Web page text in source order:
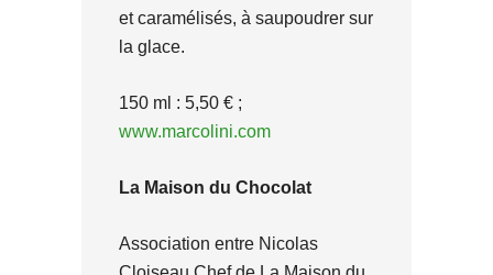
et caramélisés, à saupoudrer sur
la glace.
150 ml : 5,50 € ;
www.marcolini.com
La Maison du Chocolat
Association entre Nicolas